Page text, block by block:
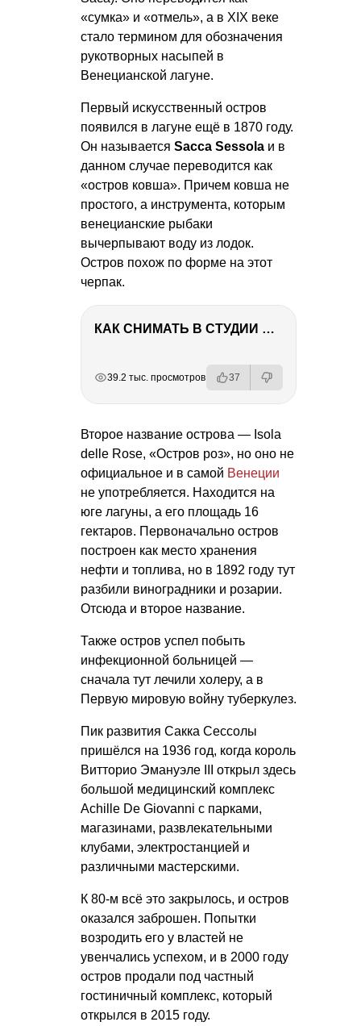
«сумка» и «отмель», а в XIX веке
стало термином для обозначения
рукотворных насыпей в
Венецианской лагуне.
Первый искусственный остров
появился в лагуне ещё в 1870 году.
Он называется Sacca Sessola и в
данном случае переводится как
«остров ковша». Причем ковша не
простого, а инструмента, которым
венецианские рыбаки
вычерпывают воду из лодок.
Остров похож по форме на этот
черпак.
КАК СНИМАТЬ В СТУДИИ СО ВСПЫШКАМИ
39.2 тыс. просмотров 37
Второе название острова — Isola
delle Rose, «Остров роз», но оно не
официальное и в самой Венеции
не употребляется. Находится на
юге лагуны, а его площадь 16
гектаров. Первоначально остров
построен как место хранения
нефти и топлива, но в 1892 году тут
разбили виноградники и розарии.
Отсюда и второе название.
Также остров успел побыть
инфекционной больницей —
сначала тут лечили холеру, а в
Первую мировую войну туберкулез.
Пик развития Сакка Сессолы
пришёлся на 1936 год, когда король
Витторио Эмануэле III открыл здесь
большой медицинский комплекс
Achille De Giovanni с парками,
магазинами, развлекательными
клубами, электростанцией и
различными мастерскими.
К 80-м всё это закрылось, и остров
оказался заброшен. Попытки
возродить его у властей не
увенчались успехом, и в 2000 году
остров продали под частный
гостиничный комплекс, который
открылся в 2015 году.